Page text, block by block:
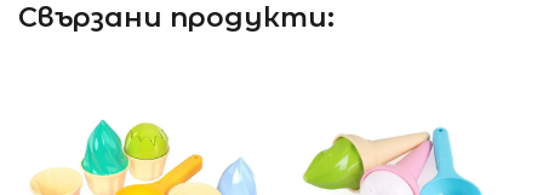
Свързани продукти: